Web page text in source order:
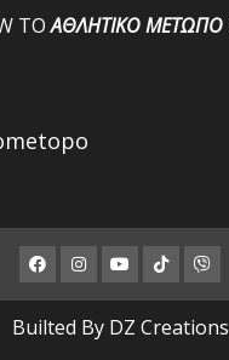
ΤΟΑΘΛΗΤΙΚΟΜΕΤΩΠΟ
Facebook
Instagram
Youtube
ΤΙΚ
ΤΟΚ
Builted By DZ Creations